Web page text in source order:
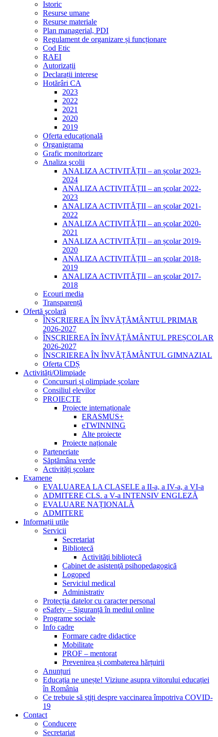
Istoric
Resurse umane
Resurse materiale
Plan managerial, PDI
Regulament de organizare și funcționare
Cod Etic
RAEI
Autorizații
Declarații interese
Hotărâri CA
2023
2022
2021
2020
2019
Oferta educațională
Organigrama
Grafic monitorizare
Analiza şcolii
ANALIZA ACTIVITĂȚII – an școlar 2023-
2024
ANALIZA ACTIVITĂȚII – an școlar 2022-
2023
ANALIZA ACTIVITĂȚII – an școlar 2021-
2022
ANALIZA ACTIVITĂȚII – an școlar 2020-
2021
ANALIZA ACTIVITĂȚII – an școlar 2019-
2020
ANALIZA ACTIVITĂȚII – an școlar 2018-
2019
ANALIZA ACTIVITĂŢII – an şcolar 2017-
2018
Ecouri media
Transparență
Ofertă şcolară
ÎNSCRIEREA ÎN ÎNVĂȚĂMÂNTUL PRIMAR
2026-2027
ÎNSCRIEREA ÎN ÎNVĂȚĂMÂNTUL PREȘCOLAR
2026-2027
ÎNSCRIEREA ÎN ÎNVĂȚĂMÂNTUL GIMNAZIAL
Oferta CDȘ
Activități/Olimpiade
Concursuri și olimpiade școlare
Consiliul elevilor
PROIECTE
Proiecte internaționale
ERASMUS+
eTWINNING
Alte proiecte
Proiecte naționale
Parteneriate
Săptămâna verde
Activități școlare
Examene
EVALUAREA LA CLASELE a II-a, a IV-a, a VI-a
ADMITERE CLS. a V-a INTENSIV ENGLEZĂ
EVALUARE NAȚIONALĂ
ADMITERE
Informații utile
Servicii
Secretariat
Bibliotecă
Activităţi bibliotecă
Cabinet de asistenţă psihopedagogică
Logoped
Serviciul medical
Administrativ
Protecția datelor cu caracter personal
eSafety – Siguranță în mediul online
Programe sociale
Info cadre
Formare cadre didactice
Mobilitate
PROF – mentorat
Prevenirea și combaterea hărțuirii
Anunțuri
Educația ne unește! Viziune asupra viitorului educației
în România
Ce trebuie să știți despre vaccinarea împotriva COVID-
19
Contact
Conducere
Secretariat